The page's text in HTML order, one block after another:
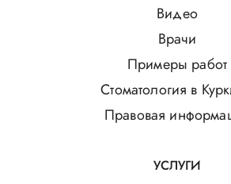
Видео
Врачи
Примеры работ
Стоматология в
Правовая
УСЛУГИ